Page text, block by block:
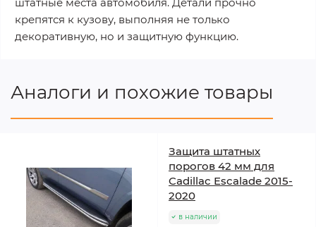
крепятся к кузову, выполняя не только
декоративную, но и защитную функцию.
Аналоги и похожие товары
Защита штатных
порогов 42 мм для
Cadillac Escalade 2015-
2020
в наличии